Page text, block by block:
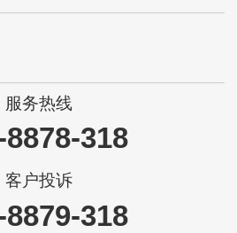
服务热线
318
客户投诉
318